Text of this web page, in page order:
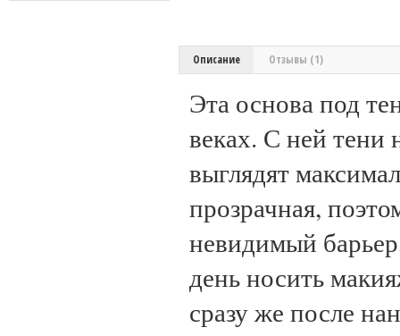
Описание Отзывы (1)
Эта основа под
веках. С ней тени
выглядят
прозрачная,
невидимый
день носить
сразу же после